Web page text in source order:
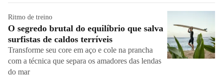
Ritmo de treino
O segredo brutal do equilíbrio que salva
surfistas de caldos terríveis
Transforme seu core em aço e cole na prancha
com a técnica que separa os amadores das lendas
do mar